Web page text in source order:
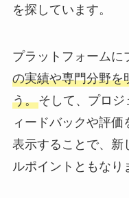
を探しています。
プラットフォームに
の実績や専門分野を
う。そして、プロジ
ィードバックや評
表示することで、新
ルポイントともなり